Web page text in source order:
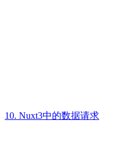
10. Nuxt3中的数据请求